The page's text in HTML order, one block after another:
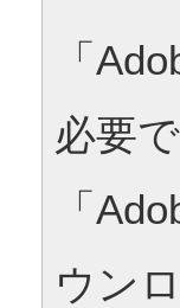
「
必要
「
ウン